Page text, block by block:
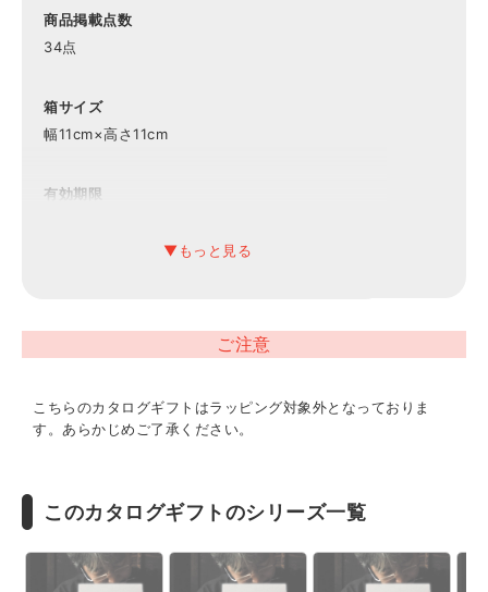
商品掲載点数
34点
箱サイズ
幅11cm×高さ11cm
有効期限
ご注意
こちらのカタログギフトはラッピング対象外となっておりま
す。あらかじめご了承ください。
このカタログギフトのシリーズ一覧